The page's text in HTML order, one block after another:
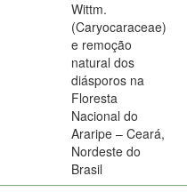
Wittm.
(Caryocaraceae)
e remoção
natural dos
diásporos na
Floresta
Nacional do
Araripe – Ceará,
Nordeste do
Brasil